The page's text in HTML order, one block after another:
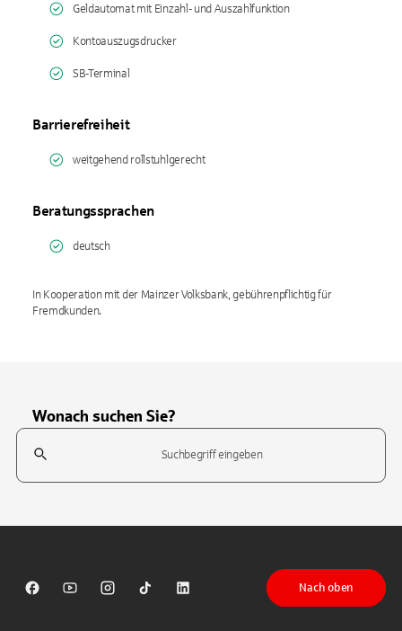
Geldautomat mit Einzahl- und Auszahlfunktion
Kontoauszugsdrucker
SB-Terminal
Barrierefreiheit
weitgehend rollstuhlgerecht
Beratungssprachen
deutsch
In Kooperation mit der Mainzer Volksbank, gebührenpflichtig für
Fremdkunden.
Wonach suchen Sie?
Suchfeld
Sparkasse auf Facebook
Sparkasse auf Youtube
Sparkasse auf Instagram
Sparkasse auf TikTok
Sparkasse auf LinkedIn
Nach oben